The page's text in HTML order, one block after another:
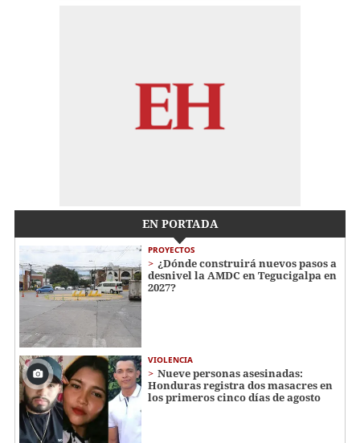
EN PORTADA
PROYECTOS
¿Dónde construirá nuevos pasos a
desnivel la AMDC en Tegucigalpa en
2027?
VIOLENCIA
Nueve personas asesinadas:
Honduras registra dos masacres en
los primeros cinco días de agosto